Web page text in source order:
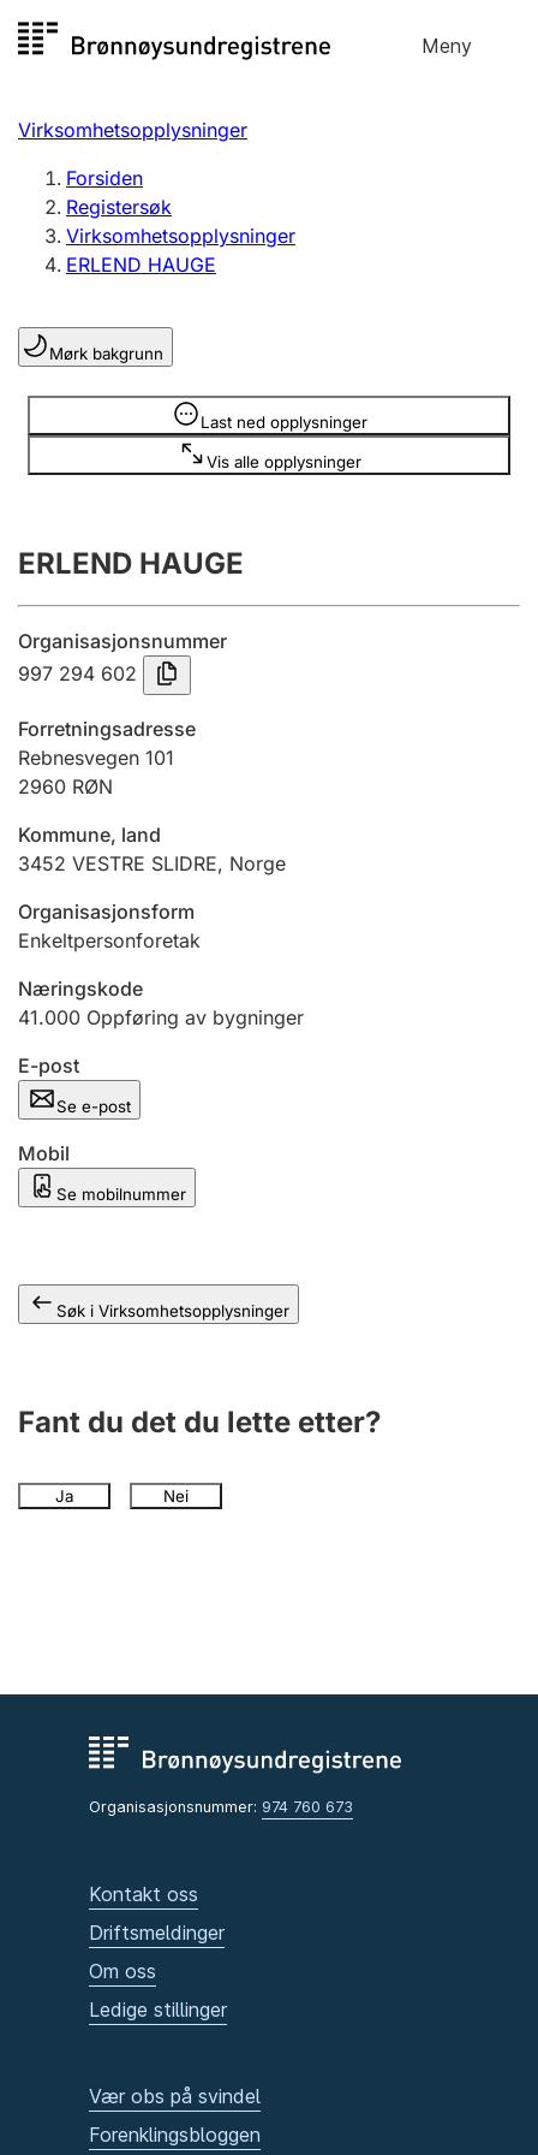
til
Meny
Registersøk
Aksjeselskap
Enkeltpersonforetak
Registrere, endre, slette
Lag og forening
Registrere, endre, slette
Innsending og forsinkelsesgebyr
Jeger
Ektepaktveileder
Offentlig sektor
Andre tema
Virksomhetsopplysninger
Forsiden
Registersøk
Virksomhetsopplysninger
ERLEND HAUGE
Mørk bakgrunn
Last ned opplysninger
Vis alle opplysninger
Opplysninger er skjult
ERLEND HAUGE
Organisasjonsnummer
997 294 602
Forretningsadresse
Rebnesvegen 101
2960 RØN
Kommune, land
3452 VESTRE SLIDRE, Norge
Organisasjonsform
Enkeltpersonforetak
Næringskode
41.000 Oppføring av bygninger
E-post
Se e-post
Mobil
Se mobilnummer
Søk i Virksomhetsopplysninger
Fant du det du lette etter?
Ja Nei
Organisasjonsnummer: 974 760 673
Kontakt oss
Driftsmeldinger
Om oss
Ledige stillinger
Vær obs på svindel
Forenklingsbloggen